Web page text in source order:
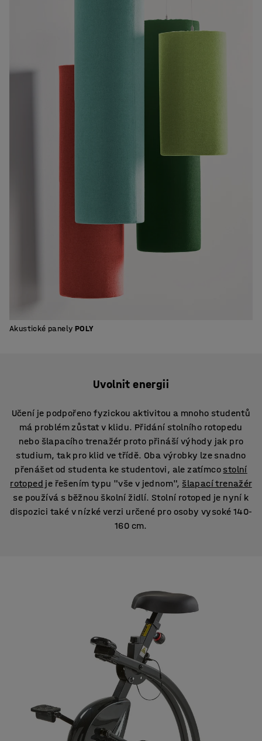
Akustické panely POLY
Uvolnit energii
Učení je podpořeno fyzickou aktivitou a mnoho studentů
má problém zůstat v klidu. Přidání stolního rotopedu
nebo šlapacího trenažér proto přináší výhody jak pro
studium, tak pro klid ve třídě. Oba výrobky lze snadno
přenášet od studenta ke studentovi, ale zatímco stolní
rotoped je řešením typu "vše v jednom", šlapací trenažér
se používá s běžnou školní židlí. Stolní rotoped je nyní k
dispozici také v nízké verzi určené pro osoby vysoké 140-
160 cm.